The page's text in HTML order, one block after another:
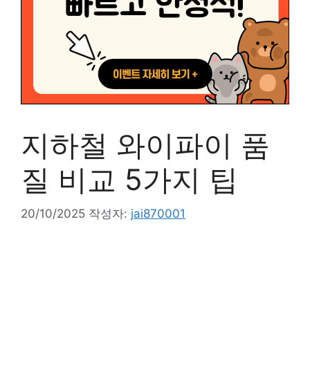
지하철 와이파이 품
질 비교 5가지 팁
20/10/2025 작성자: jai870001